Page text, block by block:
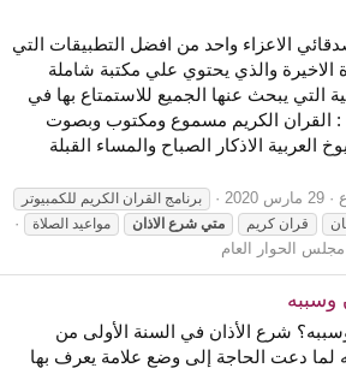
الاعزاء واحد من افضل التطبيقات التي
الاخيرة والذي يحتوي علي مكتبة شاملة
التي يبحث عنها الجميع للاستمتاع بها في
2020 مثل : القران الكريم مسموع ومكتوب وبصوت
العربية الاذكار الصباح والمساء القبلة
29 مارس 2020
برنامج القران الكريم للكمبيوتر
قران كريم متي شرع الاذان مواعيد الصلاة
مجلس الحوار العام
وسببه
شرع الأذان في السنة الأولى من
لما دعت الحاجة إلى وضع علامة يعرف بها